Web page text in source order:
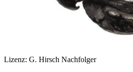
Lizenz: G. Hirsch Nachfolger